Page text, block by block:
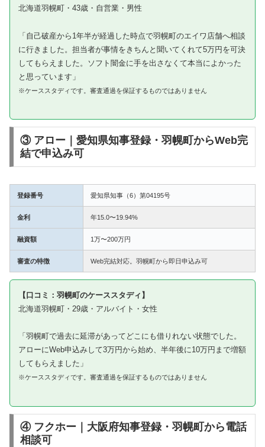
北海道羽幌町・43歳・自営業・男性
「自己破産から1年半が経過した時点で羽幌町のエイワ店舗へ相談
に行きました。担当者が事情をきちんと聞いてくれて5万円を可決
してもらえました。ソフト闇金に手を出さなくて本当によかった
と思っています」
※ケーススタディです。審査通過を保証するものではありません
③ アロー｜愛知県知事登録・羽幌町からWeb完
結で申込み可
登録番号 愛知県知事（6）第04195号
金利 年15.0〜19.94%
融資額 1万〜200万円
審査の特徴 Web完結対応。羽幌町から即日申込み可
【口コミ：羽幌町のケーススタディ】
北海道羽幌町・29歳・アルバイト・女性
「羽幌町で過去に延滞があってどこにも借りれない状態でした。
アローにWeb申込みして3万円から始め、半年後に10万円まで増額
してもらえました」
※ケーススタディです。審査通過を保証するものではありません
④ フクホー｜大阪府知事登録・羽幌町から電話
相談可